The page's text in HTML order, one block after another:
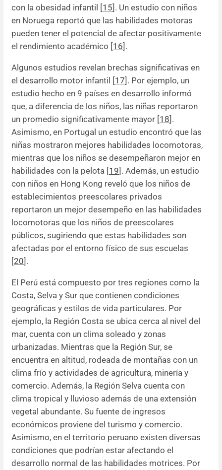
con la obesidad infantil [15]. Un estudio con niños
en Noruega reportó que las habilidades motoras
pueden tener el potencial de afectar positivamente
el rendimiento académico [16].
Algunos estudios revelan brechas significativas en
el desarrollo motor infantil [17]. Por ejemplo, un
estudio hecho en 9 países en desarrollo informó
que, a diferencia de los niños, las niñas reportaron
un promedio significativamente mayor [18].
Asimismo, en Portugal un estudio encontró que las
niñas mostraron mejores habilidades locomotoras,
mientras que los niños se desempeñaron mejor en
habilidades con la pelota [19]. Además, un estudio
con niños en Hong Kong reveló que los niños de
establecimientos preescolares privados
reportaron un mejor desempeño en las habilidades
locomotoras que los niños de preescolares
públicos, sugiriendo que estas habilidades son
afectadas por el entorno físico de sus escuelas
[20].
El Perú está compuesto por tres regiones como la
Costa, Selva y Sur que contienen condiciones
geográficas y estilos de vida particulares. Por
ejemplo, la Región Costa se ubica cerca al nivel del
mar, cuenta con un clima soleado y zonas
urbanizadas. Mientras que la Región Sur, se
encuentra en altitud, rodeada de montañas con un
clima frío y actividades de agricultura, minería y
comercio. Además, la Región Selva cuenta con
clima tropical y lluvioso además de una extensión
vegetal abundante. Su fuente de ingresos
económicos proviene del turismo y comercio.
Asimismo, en el territorio peruano existen diversas
condiciones que podrían estar afectando el
desarrollo normal de las habilidades motrices. Por